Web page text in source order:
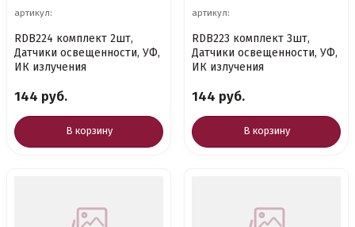
артикул:
RDB224 комплект 2шт,
Датчики освещенности, УФ,
ИК излучения
144 руб.
В корзину
артикул:
RDB223 комплект 3шт,
Датчики освещенности, УФ,
ИК излучения
144 руб.
В корзину